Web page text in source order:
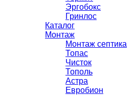
Эргобокс
Гринлос
Каталог
Монтаж
Монтаж септика
Топас
Чисток
Тополь
Астра
Евробион